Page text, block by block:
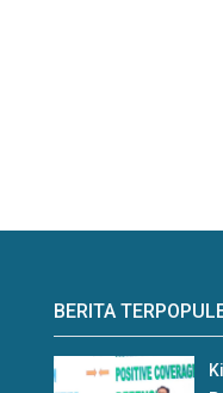
BERITA